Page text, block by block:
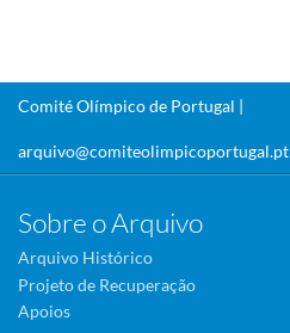
Comité Olímpico de Portugal |
arquivo@comiteolimpicoportugal.pt
Sobre o Arquivo
Arquivo Histórico
Projeto de Recuperação
Apoios